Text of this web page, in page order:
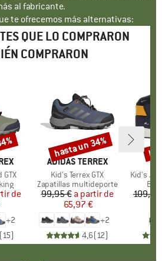
al fabricante.
te ofrecemos más alternativas:
QUE LO COMPRARON
COMPRARON
GTX
reducido
de
+2
(15)
MARCA
ADIDAS TERREX
Artículo
Kid's Terrex GTX
Product group
Zapatillas multideporte
Precio
99,95 € Precio reducido
a partir de
65,97 €
+2
4,6(12)
Descuento
hasta un 34%
Artículo
Kid's